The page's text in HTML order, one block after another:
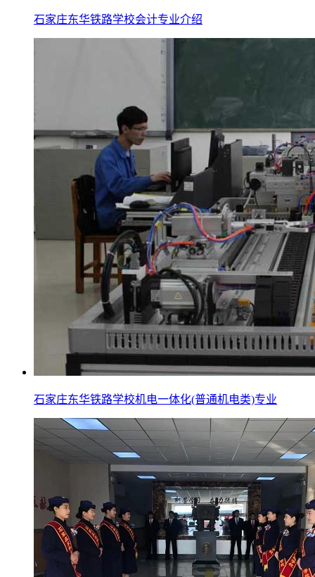
石家庄东华铁路学校会计专业介绍
石家庄东华铁路学校机电一体化(普通机电类)专业